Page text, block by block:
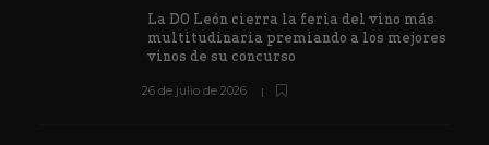
La DO León cierra la feria del vino más
multitudinaria premiando a los mejores
vinos de su concurso
26 de julio de 2026